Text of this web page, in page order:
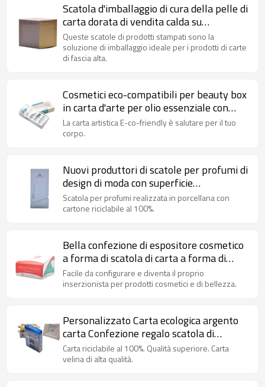
Scatola d'imballaggio di cura della pelle di
carta dorata di vendita calda su
ordinazione con foglio d'argento e logo in
rilievo
Queste scatole di prodotti stampati sono la
soluzione di imballaggio ideale per i prodotti di carte
di fascia alta.
Cosmetici eco-compatibili per beauty box
in carta d'arte per olio essenziale con
finestra e inserto in PVC
La carta artistica E-co-friendly è salutare per il tuo
corpo.
Nuovi produttori di scatole per profumi di
design di moda con superficie
testurizzata e inserti floccati
Scatola per profumi realizzata in porcellana con
cartone riciclabile al 100%.
Bella confezione di espositore cosmetico
a forma di scatola di carta a forma di
spacial
Facile da configurare e diventa il proprio
inserzionista per prodotti cosmetici e di bellezza.
Personalizzato Carta ecologica argento
carta Confezione regalo scatola di
cioccolato con logo in rilievo
Carta riciclabile al 100%. Qualità superiore. Carta
velina di alta qualità.